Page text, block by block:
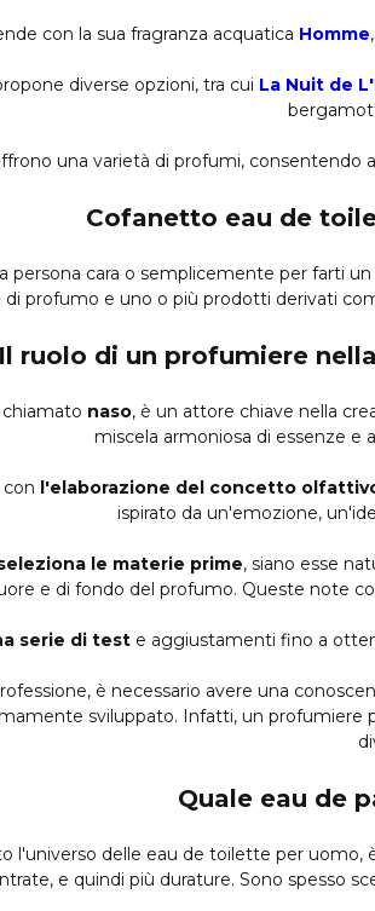
con la sua fragranza acquatica Homme
diverse opzioni, tra cui La Nuit de
una varietà di profumi, consentendo
Cofanetto eau de
persona cara o semplicemente per farti
di profumo e uno o più prodotti derivati
Il ruolo di un profumiere
naso, è un attore chiave nella
miscela armoniosa di essenze e
l'elaborazione del concetto
ispirato da un'emozione,
le materie prime, siano esse
e di fondo del profumo. Queste note
serie di teste aggiustamenti fino a
è necessario avere una
sviluppato. Infatti, un profumiere
Quale eau de
l'universo delle eau de toilette per
e quindi più durature. Sono spesso